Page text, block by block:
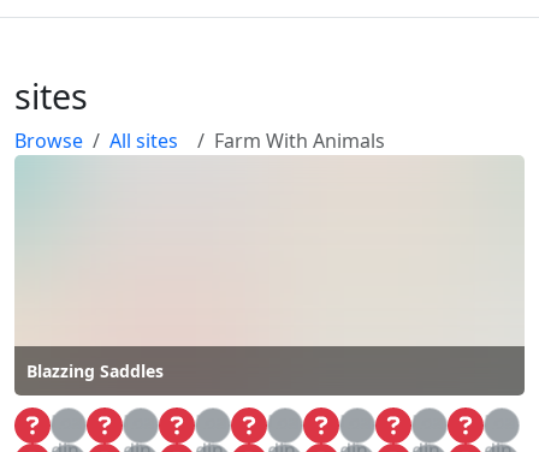
sites
Browse All sites Farm With Animals
Blazzing Saddles
Loa Loa Loa Loa Loa Loa Loa